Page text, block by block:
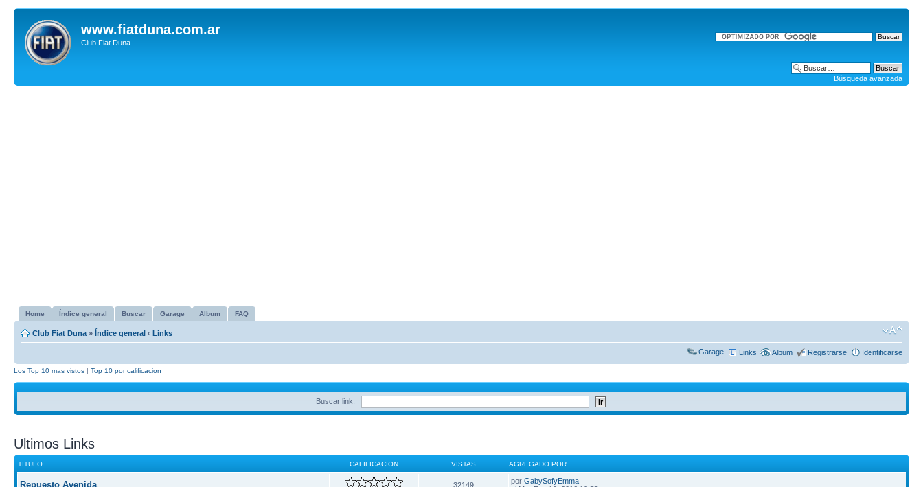
www.fiatduna.com.ar
Club Fiat Duna
Búsqueda avanzada
Home Índice general Buscar Garage Album FAQ
Club Fiat Duna » Índice general ‹ Links
Garage Links Album Registrarse Identificarse
Los Top 10 mas vistos | Top 10 por calificacion
Buscar link:
Ultimos Links
TITULO CALIFICACION VISTAS AGREGADO POR
Repuesto Avenida 32149 por GabySofyEmma